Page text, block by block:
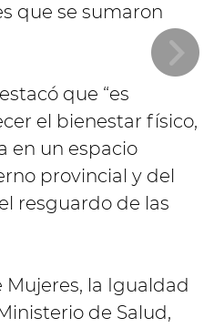
que se sumaron
que “es
el bienestar físico,
en un espacio
provincial y del
resguardo de las
Mujeres, la Igualdad
de Salud,